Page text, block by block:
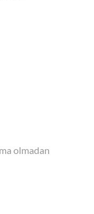
olmadan